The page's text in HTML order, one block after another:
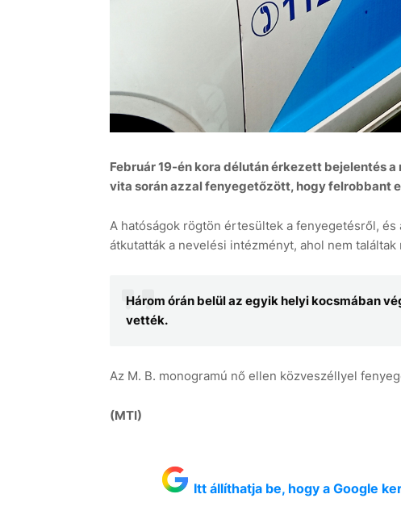
Február 19-én kora délután érkezett bejelentés
vita során azzal fenyegetőzött, hogy felrobbant
A hatóságok rögtön értesültek a fenyegetésről,
átkutatták a nevelési intézményt, ahol nem
Három órán belül az egyik helyi kocsmában
vették.
Az M. B. monogramú nő ellen közveszéllyel
(MTI)
Itt állíthatja be, hogy a Google